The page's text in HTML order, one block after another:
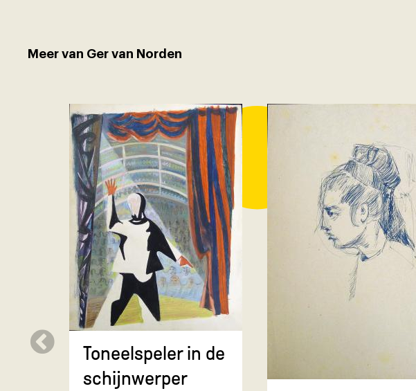
Meer van Ger van Norden
Toneelspeler in de
schijnwerper